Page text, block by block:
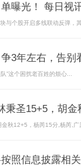
曝光！ 每日视
与个股开启多线联动反弹，
3年左右，告别
”这个困扰老百姓的烦心...
秉圣15+5，胡金
秋12+5，杨芮15分,杨芮,广
照信息披露相